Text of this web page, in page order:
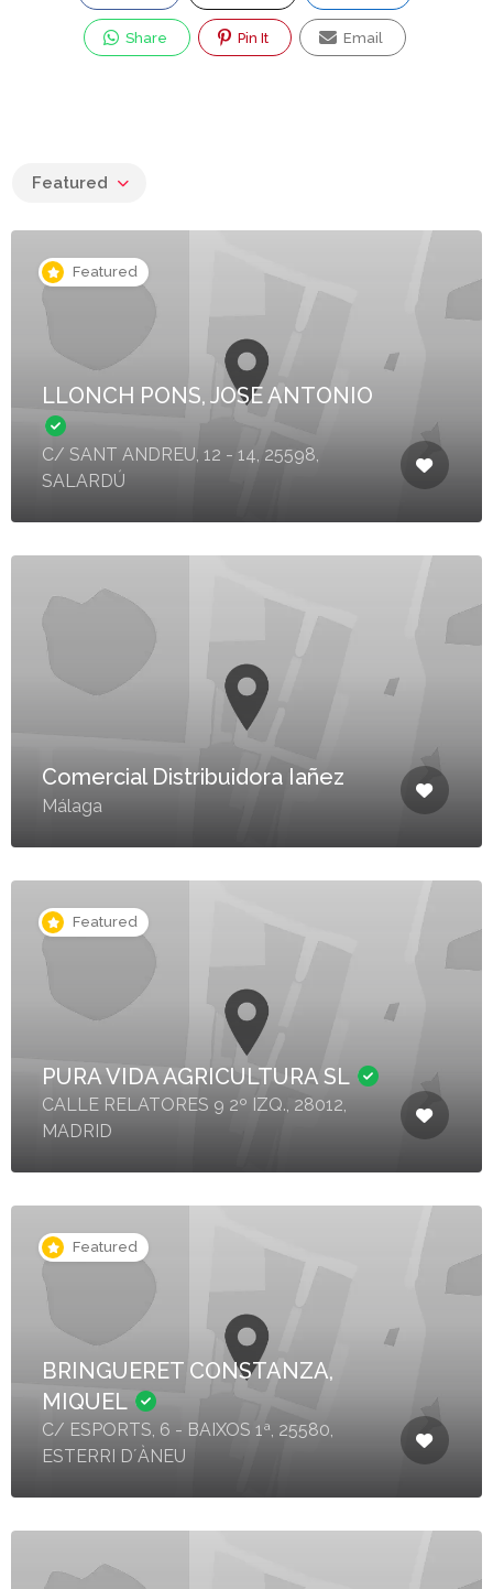
Share Pin It Email
Featured
Featured
LLONCH PONS, JOSE ANTONIO
C/ SANT ANDREU, 12 - 14, 25598,
SALARDÚ
Comercial Distribuidora Iañez
Málaga
Featured
PURA VIDA AGRICULTURA SL
CALLE RELATORES 9 2º IZQ., 28012,
MADRID
Featured
BRINGUERET CONSTANZA,
MIQUEL
C/ ESPORTS, 6 - BAIXOS 1ª, 25580,
ESTERRI D´ÀNEU